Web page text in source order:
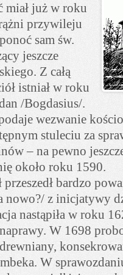
miał już w roku
przywileju
sam św.
jeszcze
Z całą
istniał w roku
/Bogdasius/.
wezwanie
stuleciu za
– na pewno
około roku 1590.
bardzo
nowo?/ z inicjatywy
nastąpiła w roku
W 1698
W